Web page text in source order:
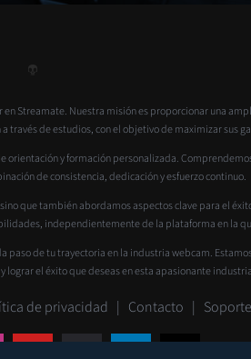
Streamate. Nuestra misión es proporcionar una
de estudios, con el objetivo de maximizar sus
y formación personalizada.
de consistencia, dedicación y esfuerzo continuo.
que también abordamos aspectos clave para el
independientemente de la plataforma en la
de tu trayectoria en la industria webcam.
lograr el éxito que deseas en esta apasionante
de privacidad | Contacto | Soporte